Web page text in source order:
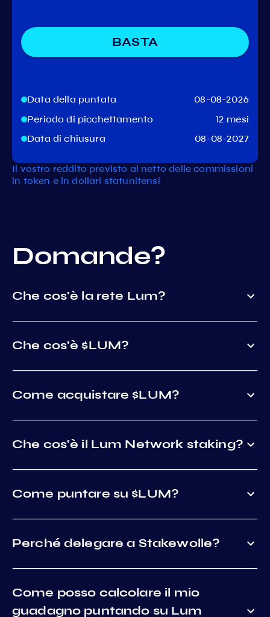
BASTA
Data della puntata
08-08-2026
Periodo di picchettamento
12 mesi
Data di chiusura
08-08-2027
Il vostro reddito previsto al netto delle commissioni
in token e in dollari statunitensi
Domande?
Che cos'è la rete Lum?
Che cos'è $LUM?
Come acquistare $LUM?
Che cos'è il Lum Network staking?
Come puntare su $LUM?
Perché delegare a Stakewolle?
Come posso calcolare il mio
guadagno puntando su Lum